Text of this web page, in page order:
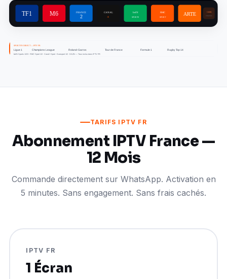
TARIFS IPTV FR
Abonnement IPTV France —
12 Mois
Commande directement sur WhatsApp. Activation en
5 minutes. Sans engagement. Sans frais cachés.
IPTV FR
1 Écran